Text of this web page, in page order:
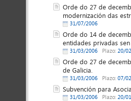
Orde do 27 de
modernización das
31/07/2006
Orde do 14 de
entidades privadas
31/03/2006 Plazo: 20/
Orde do 27 de
de Galicia.
31/03/2006 Plazo: 07/
Subvención para
31/03/2006 Plazo: 20/